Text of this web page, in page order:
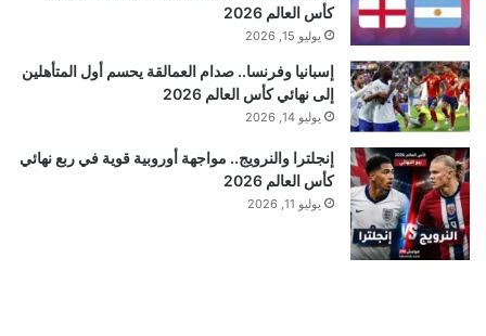
كأس العالم 2026
يوليو 15, 2026
إسبانيا وفرنسا.. صدام العمالقة يحسم أول المتأهلين
إلى نهائي كأس العالم 2026
يوليو 14, 2026
إنجلترا والنرويج.. مواجهة أوروبية قوية في ربع نهائي
كأس العالم 2026
يوليو 11, 2026